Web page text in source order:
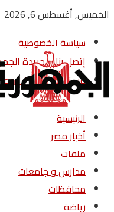
الخميس, أغسطس 6, 2026
سياسة الخصوصية
إتصل بنا – جريدة
من نحن – جريدة
الرئيسية
أخبار مصر
ملفات
مدارس و جامعات
محافظات
رياضة